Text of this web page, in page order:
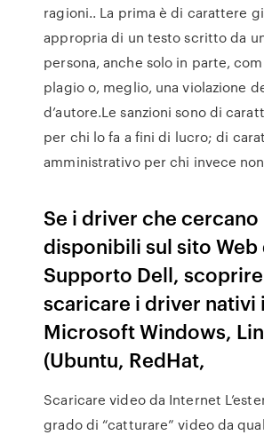
ragioni.. La prima è di carattere
appropria di un testo scritto da
persona, anche solo in parte,
plagio o, meglio, una violazione
d’autore.Le sanzioni sono di
per chi lo fa a fini di lucro; di
amministrativo per chi invece
Se i driver che cercano
disponibili sul sito Web
Supporto Dell,
scaricare i driver nativi
Microsoft Windows,
(Ubuntu, RedHat,
Scaricare video da Internet
grado di “catturare” video da